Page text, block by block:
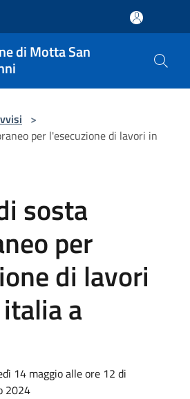
di Motta San
>
per l'esecuzione di lavori in
sosta
per
di lavori
a
14 maggio alle ore 12 di
2024